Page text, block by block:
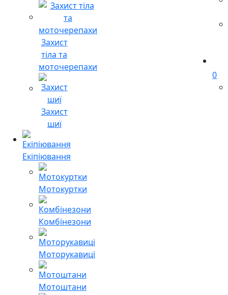
Захист
тіла та
моточерепахи
Захист
шиї
Екіпіювання
Мотокуртки
Комбінезони
Моторукавиці
Мотоштани
0